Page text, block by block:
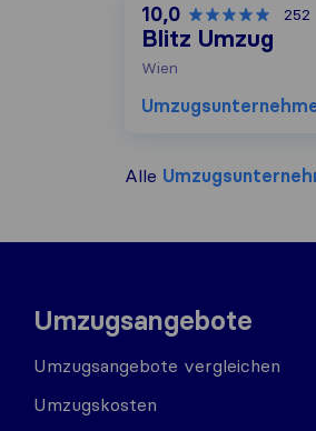
10,0 252
Blitz Umzug
Wien
Alle
Umzugsangebote
Umzugsangebote vergleichen
Umzugskosten